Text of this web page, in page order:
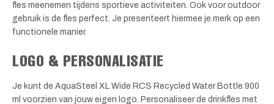
fles meenemen tijdens sportieve activiteiten. Ook voor outdoor
gebruik is de fles perfect. Je presenteert hiermee je merk op een
functionele manier.
LOGO & PERSONALISATIE
Je kunt de AquaSteel XL Wide RCS Recycled Water Bottle 900
ml voorzien van jouw eigen logo. Personaliseer de drinkfles met